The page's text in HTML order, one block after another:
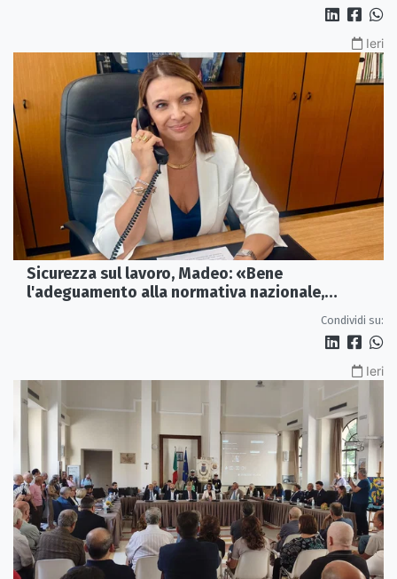
Ieri
Sicurezza sul lavoro, Madeo: «Bene
l'adeguamento alla normativa nazionale,
Condividi su:
Ieri